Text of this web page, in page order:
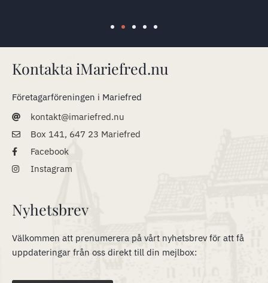
Kontakta iMariefred.nu
Företagarföreningen i Mariefred
kontakt@imariefred.nu
Box 141, 647 23 Mariefred
Facebook
Instagram
Nyhetsbrev
Välkommen att prenumerera på vårt nyhetsbrev för att få
uppdateringar från oss direkt till din mejlbox: